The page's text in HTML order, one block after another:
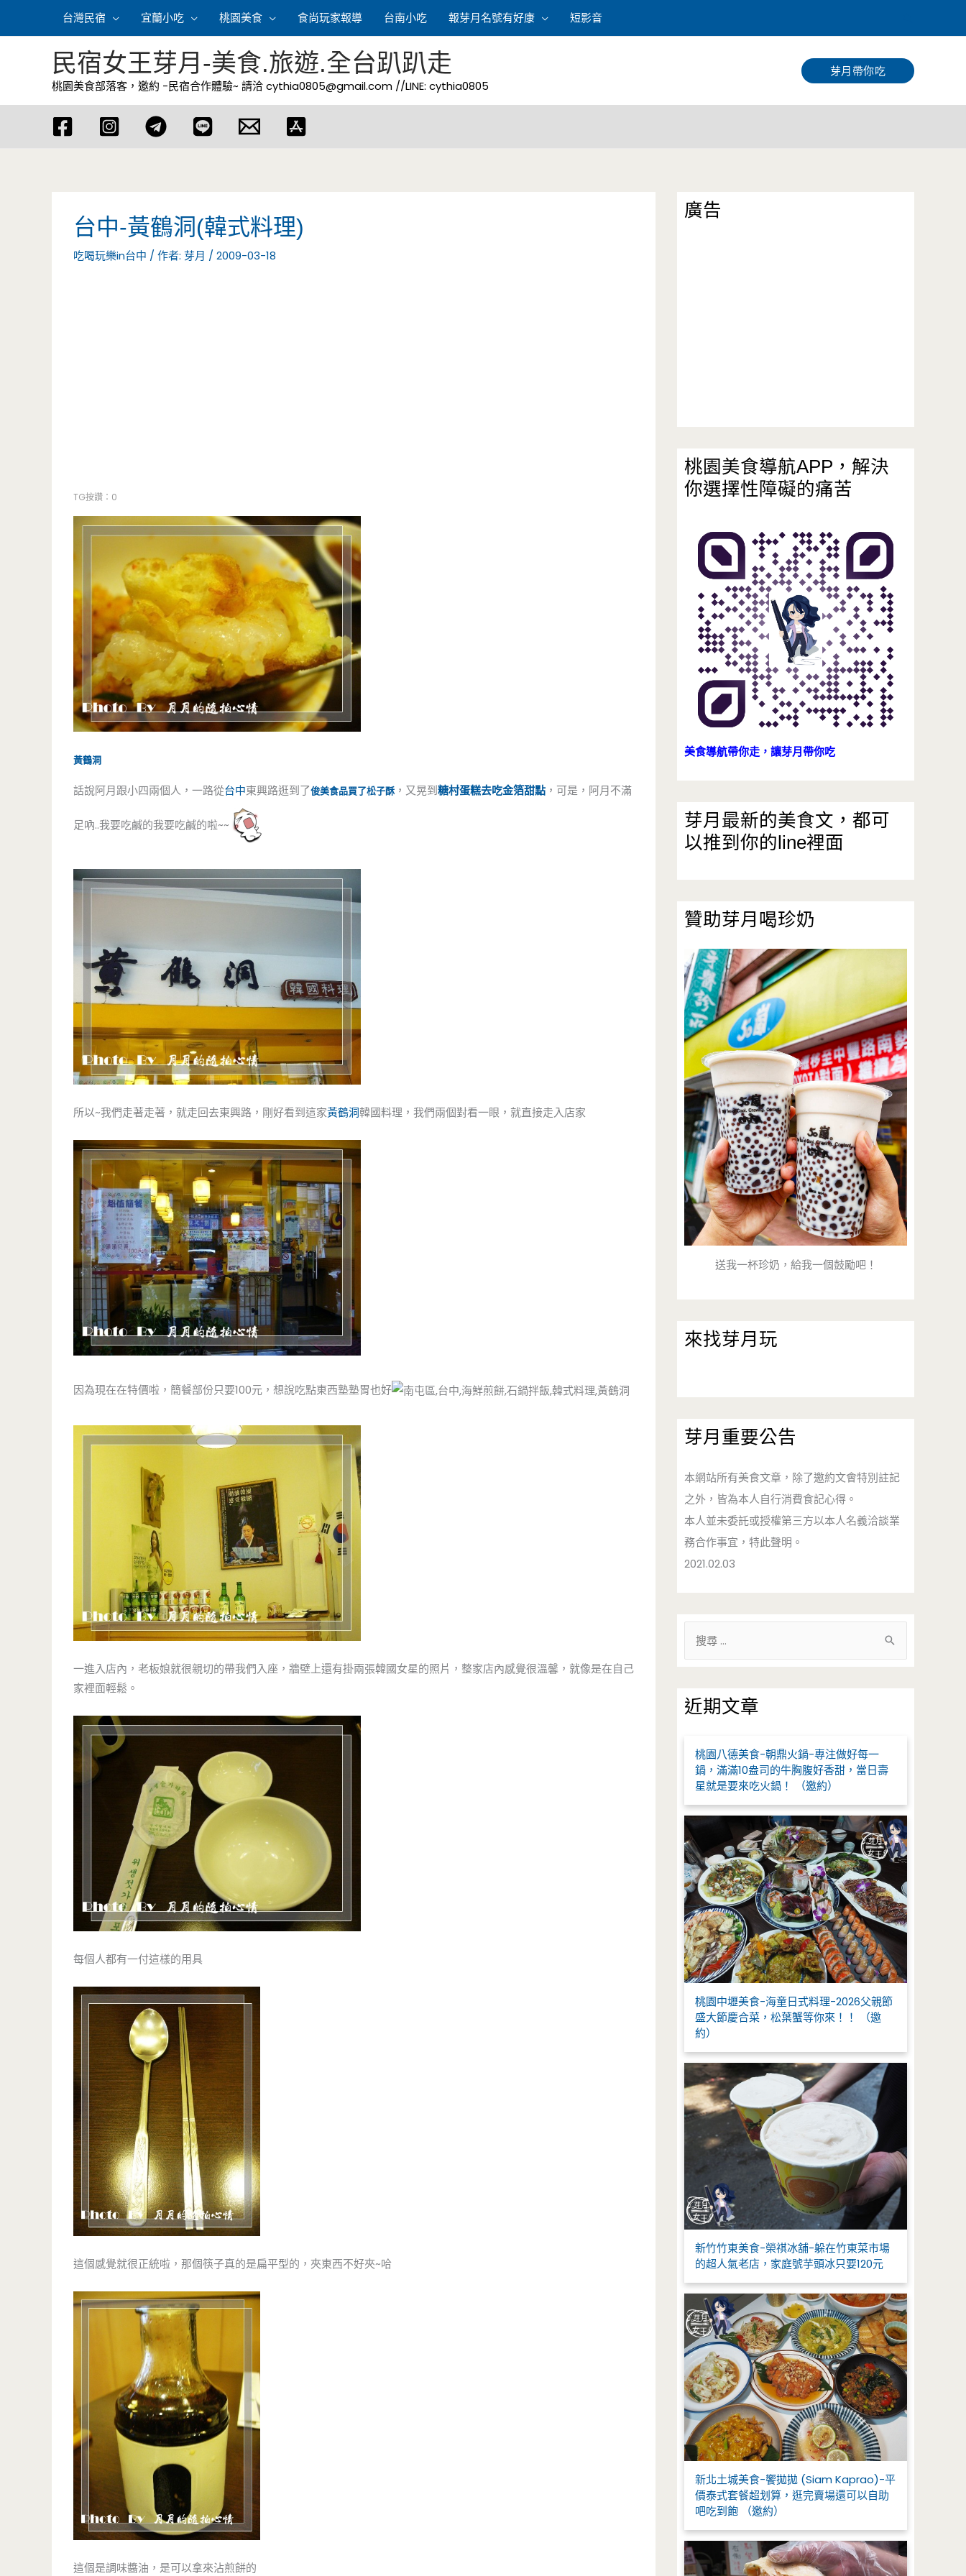
容
台灣民宿 宜蘭小吃 桃園美食 食尚玩家報導 台南小吃 報芽月名號有好康 短影音
尋
民宿女王芽月-美食.旅遊.全台趴趴走
桃園美食部落客，邀約 -民宿合作體驗~ 請洽cythia0805@gmail.com //LINE: cythia0805
芽月帶你吃
台中-黃鶴洞(韓式料理)
吃喝玩樂in台中 / 作者: 芽月 / 2009-03-18
TG按讚：0
黃鶴洞
話說阿月跟小四兩個人，一路從台中東興路逛到了俊美食品買了松子酥 ，又晃到糖村蛋糕去吃金箔甜點 ，可是，阿月不滿
足吶..我要吃鹹的我要吃鹹的啦~~
所以~我們走著走著，就走回去東興路，剛好看到這家黃鶴洞韓國料理，我們兩個對看一眼，就直接走入店家
因為現在在特價啦，簡餐部份只要100元，想說吃點東西塾塾胃也好
一進入店內，老板娘就很親切的帶我們入座，牆壁上還有掛兩張韓國女星的照片，整家店內感覺很溫馨，就像是在自己
家裡面輕鬆。
每個人都有一付這樣的用具
這個感覺就很正統啦，那個筷子真的是扁平型的，夾東西不好夾~哈
這個是調味醬油，是可以拿來沾煎餅的
廣告
桃園美食導航APP，解決
你選擇性障礙的痛苦
美食導航帶你走，讓芽月帶你吃
芽月最新的美食文，都可
以推到你的line裡面
贊助芽月喝珍奶
送我一杯珍奶，給我一個鼓勵吧！
來找芽月玩
芽月重要公告
本網站所有美食文章，除了邀約文會特別註記
之外，皆為本人自行消費食記心得。
本人並未委託或授權第三方以本人名義洽談業
務合作事宜，特此聲明。
2021.02.03
鍵
字
近期文章
桃園八德美食-朝鼎火鍋-專注做好每一
鍋，滿滿10盎司的牛胸腹好香甜，當日壽
星就是要來吃火鍋！ （邀約）
桃園中壢美食-海童日式料理-2026父親節
盛大節慶合菜，松葉蟹等你來！！ （邀
約）
新竹竹東美食-榮祺冰舖-躲在竹東菜市場
的超人氣老店，家庭號芋頭冰只要120元
新北土城美食-饗拋拋 (Siam Kaprao)-平
價泰式套餐超划算，逛完賣場還可以自助
吧吃到飽 （邀約）